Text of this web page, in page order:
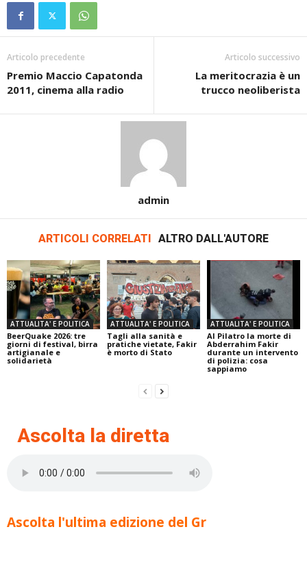
Articolo precedente
Premio Maccio Capatonda
2011, cinema alla radio
Articolo successivo
La meritocrazia è un
trucco neoliberista
admin
ARTICOLI CORRELATI ALTRO DALL'AUTORE
ATTUALITA' E POLITICA
BeerQuake 2026: tre
giorni di festival, birra
artigianale e
solidarietà
ATTUALITA' E POLITICA
Tagli alla sanità e
pratiche vietate, Fakir
è morto di Stato
ATTUALITA' E POLITICA
Al Pilatro la morte di
Abderrahim Fakir
durante un intervento
di polizia: cosa
sappiamo
Ascolta la diretta
Ascolta l'ultima edizione del Gr